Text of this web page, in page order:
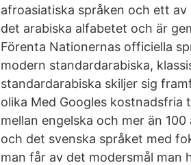
afroasiatiska språken och ett
det arabiska alfabetet och är
Förenta Nationernas officiella
modern standardarabiska,
standardarabiska skiljer sig
olika Med Googles
mellan engelska och mer än
och det svenska språket med
man får av det modersmål man